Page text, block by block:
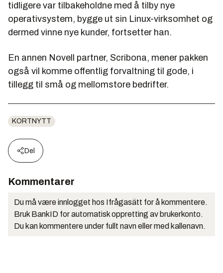
tidligere var tilbakeholdne med å tilby nye
operativsystem, bygge ut sin Linux-virksomhet og
dermed vinne nye kunder, fortsetter han.
En annen Novell partner, Scribona, mener pakken
også vil komme offentlig forvaltning til gode, i
tillegg til små og mellomstore bedrifter.
KORTNYTT
Del
Kommentarer
Du må være innlogget hos Ifrågasätt for å kommentere.
Bruk BankID for automatisk oppretting av brukerkonto.
Du kan kommentere under fullt navn eller med kallenavn.